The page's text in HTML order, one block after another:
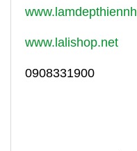
www.lalishop.net
0908331900